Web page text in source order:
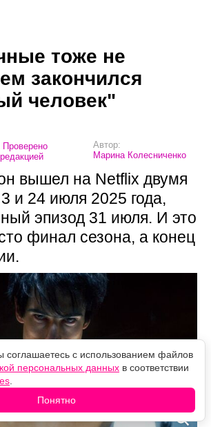
тоже не
закончился
человек"
Проверено
редакцией
Автор:
Марина Колесниченко
вышел на Netflix двумя
и 24 июля 2025 года,
эпизод 31 июля. И это
финал сезона, а конец
соглашаетесь с использованием файлов
персональных данных в соответствии
Понятно